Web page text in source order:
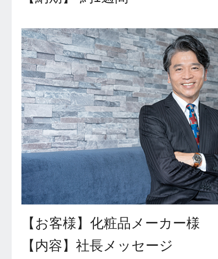
【お客様】化粧品メーカー様
【内容】社長メッセージ